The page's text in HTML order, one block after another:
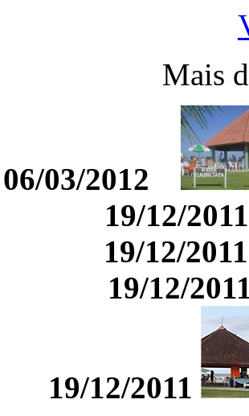
Mais
06/03/2012
19/12/2011
19/12/2011
19/12/
19/12/2011